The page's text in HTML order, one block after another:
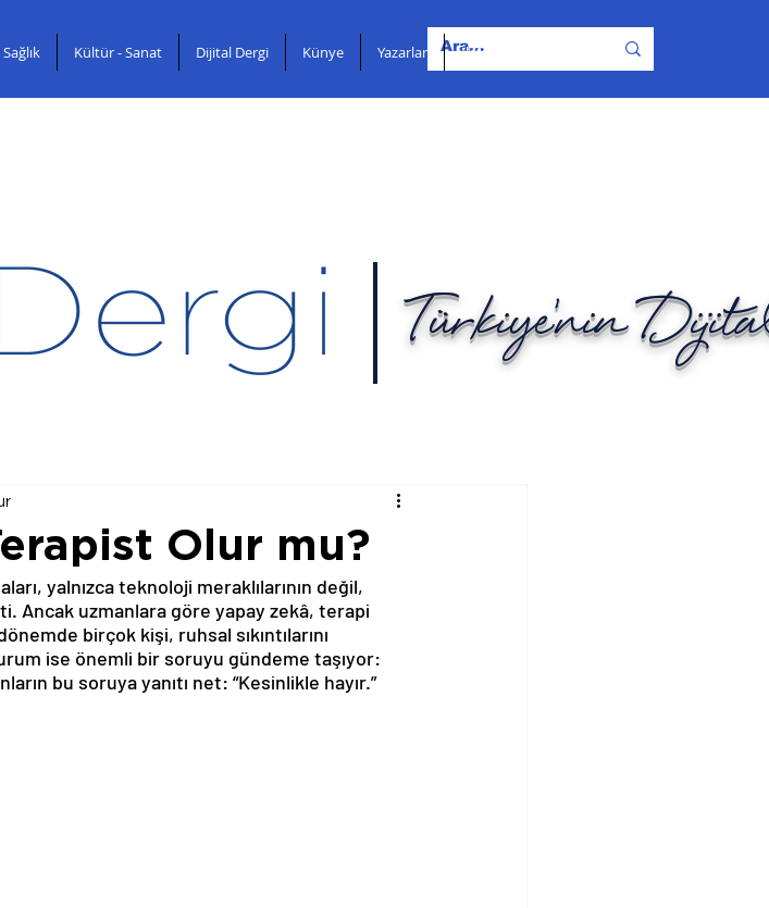
Sağlık Kültür - Sanat Dijital Dergi Künye Yazarlar İletişim
Türkiye'nin
Olur mu?
yalnızca teknoloji meraklılarının değil,
Ancak uzmanlara göre yapay zekâ, terapi
birçok kişi, ruhsal sıkıntılarını
ise önemli bir soruyu gündeme taşıyor:
bu soruya yanıtı net: “Kesinlikle hayır.”